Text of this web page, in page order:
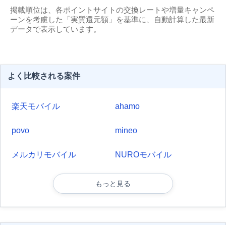
掲載順位は、各ポイントサイトの交換レートや増量キャンペ
ーンを考慮した「実質還元額」を基準に、自動計算した最新
データで表示しています。
よく比較される案件
楽天モバイル ahamo
povo mineo
メルカリモバイル NUROモバイル
もっと見る